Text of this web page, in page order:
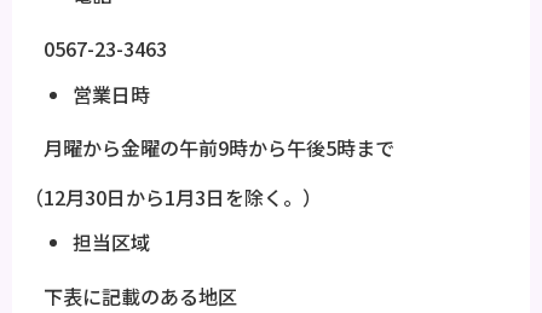
0567-23-3463
営業日時
月曜から金曜の午前9時から午後5時まで
（12月30日から1月3日を除く。）
担当区域
下表に記載のある地区